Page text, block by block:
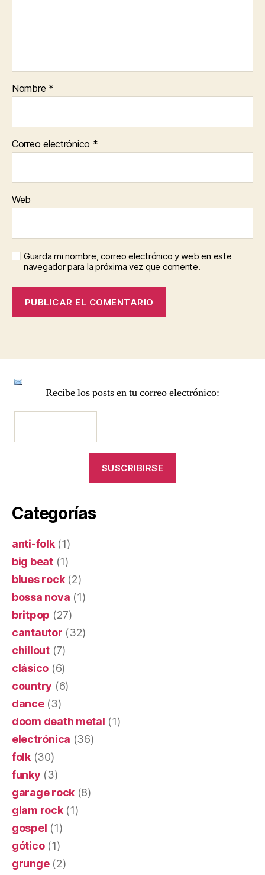
Nombre *
Correo electrónico *
Web
Guarda mi nombre, correo electrónico y web en este
navegador para la próxima vez que comente.
Recibe los posts en tu correo electrónico:
Categorías
anti-folk(1)
big beat(1)
blues rock(2)
bossa nova (1)
britpop (27)
cantautor (32)
chillout(7)
clásico (6)
country (6)
dance(3)
doom death metal (1)
electrónica (36)
folk(30)
funky (3)
garage rock (8)
glam rock(1)
gospel (1)
gótico(1)
grunge(2)